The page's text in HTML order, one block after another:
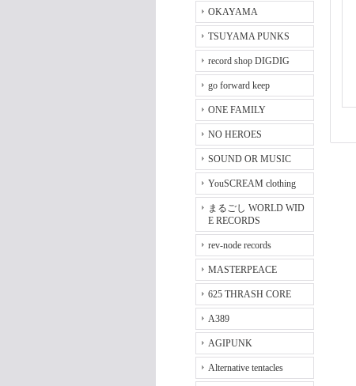
OKAYAMA
TSUYAMA PUNKS
record shop DIGDIG
go forward keep
ONE FAMILY
NO HEROES
SOUND OR MUSIC
YouSCREAM clothing
まるごし WORLD WID
E RECORDS
rev-node records
MASTERPEACE
625 THRASH CORE
A389
AGIPUNK
Alternative tentacles